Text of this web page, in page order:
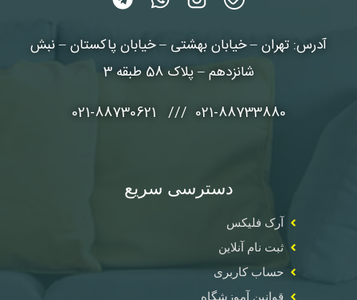
آدرس: تهران – خیابان بهشتی – خیابان پاکستان – نبش
شانزدهم – پلاک 58 طبقه 3
021-88733880 /// 021-88730621
دسترسی سریع
آرک فلیکس
ثبت نام آنلاین
حساب کاربری
قوانین آموزشگاه